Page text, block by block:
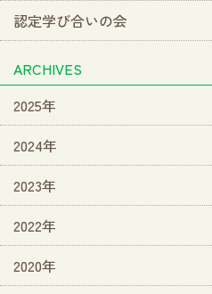
認定学び合いの会
ARCHIVES
2025年
2024年
2023年
2022年
2020年